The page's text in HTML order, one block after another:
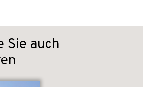
Sie auch